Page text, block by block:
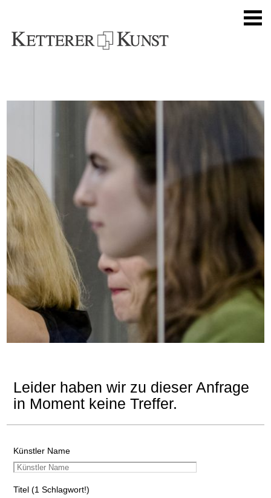
Leider haben wir zu dieser Anfrage
in Moment keine Treffer.
Künstler Name
Titel (1 Schlagwort!)